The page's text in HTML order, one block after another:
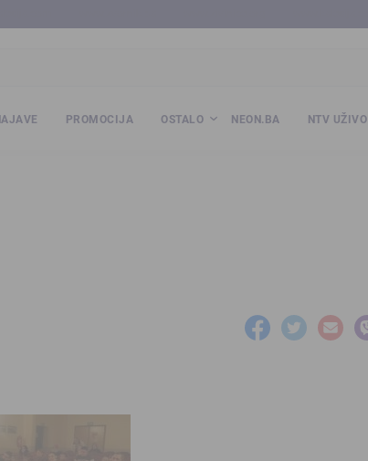
PROMOCIJA OSTALO NEON.BA NTV UŽIVO